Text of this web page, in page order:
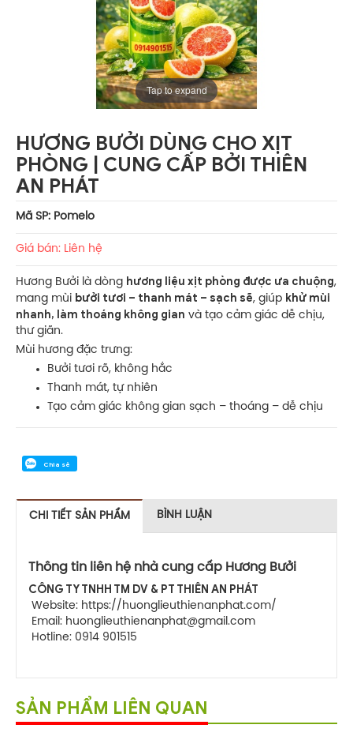
Tap to expand
HƯƠNG BƯỞI DÙNG CHO XỊT
PHÒNG | CUNG CẤP BỞI THIÊN
AN PHÁT
Mã SP: Pomelo
Giá bán: Liên hệ
Hương Bưởi là dòng hương liệu xịt phòng được ưa chuộng,
mang mùi bưởi tươi – thanh mát – sạch sẽ, giúp khử mùi
nhanh, làm thoáng không gian và tạo cảm giác dễ chịu,
thư giãn.
Mùi hương đặc trưng:
Bưởi tươi rõ, không hắc
Thanh mát, tự nhiên
Tạo cảm giác không gian sạch – thoáng – dễ chịu
Chia sẻ
CHI TIẾT SẢN PHẨM BÌNH LUẬN
Thông tin liên hệ nhà cung cấp Hương Bưởi
CÔNG TY TNHH TM DV & PT THIÊN AN PHÁT
Website: https://huonglieuthienanphat.com/
Email: huonglieuthienanphat@gmail.com
Hotline: 0914 901515
SẢN PHẨM LIÊN QUAN